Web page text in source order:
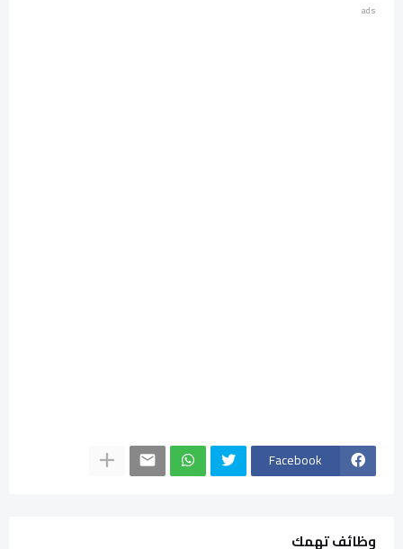
ads
Facebook
وظائف تهمك